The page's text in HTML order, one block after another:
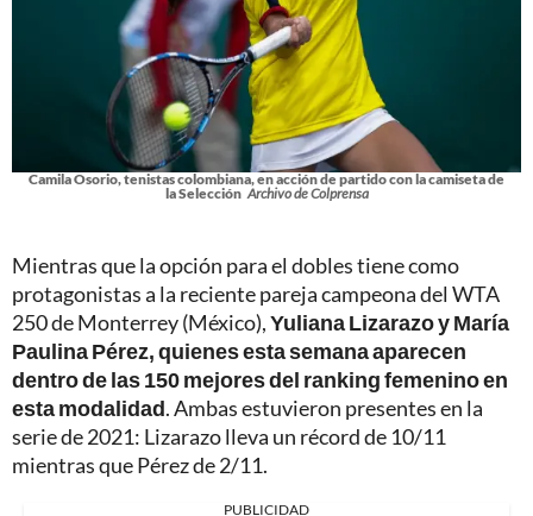
Camila Osorio, tenistas colombiana, en acción de partido con la camiseta de
la Selección Archivo de Colprensa
Mientras que la opción para el dobles tiene como
protagonistas a la reciente pareja campeona del WTA
250 de Monterrey (México),Yuliana Lizarazo y María
Paulina Pérez, quienes esta semana aparecen
dentro de las 150 mejores del ranking femenino en
esta modalidad. Ambas estuvieron presentes en la
serie de 2021: Lizarazo lleva un récord de 10/11
mientras que Pérez de 2/11.
PUBLICIDAD